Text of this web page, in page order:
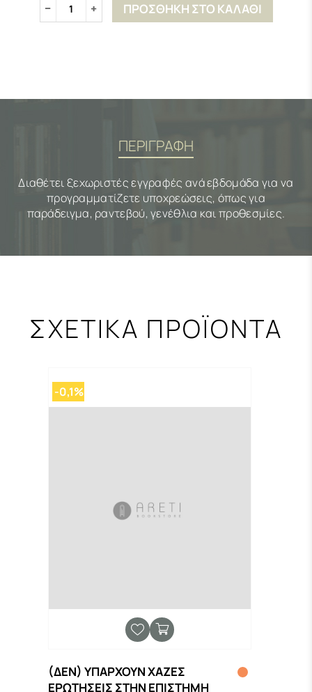
1 ΠΡΟΣΘΗΚΗ ΣΤΟ ΚΑΛΑΘΙ
ΠΕΡΙΓΡΑΦΗ
Διαθέτει ξεχωριστές εγγραφές ανά εβδομάδα για να
προγραμματίζετε υποχρεώσεις, όπως για
παράδειγμα, ραντεβού, γενέθλια και προθεσμίες.
ΣΧΕΤΙΚΑ ΠΡΟΪΟΝΤΑ
-0,1%
(ΔΕΝ) ΥΠΑΡΧΟΥΝ ΧΑΖΕΣ
ΕΡΩΤΗΣΕΙΣ ΣΤΗΝ ΕΠΙΣΤΗΜΗ